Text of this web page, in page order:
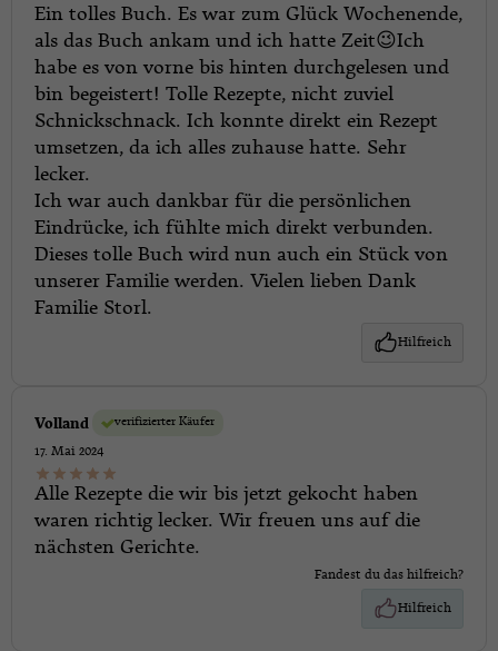
Ein tolles Buch. Es war zum Glück Wochenende,
als das Buch ankam und ich hatte Zeit😉Ich
habe es von vorne bis hinten durchgelesen und
bin begeistert! Tolle Rezepte, nicht zuviel
Schnickschnack. Ich konnte direkt ein Rezept
umsetzen, da ich alles zuhause hatte. Sehr
lecker.
Ich war auch dankbar für die persönlichen
Eindrücke, ich fühlte mich direkt verbunden.
Dieses tolle Buch wird nun auch ein Stück von
unserer Familie werden. Vielen lieben Dank
Familie Storl.
Hilfreich
Volland verifizierter Käufer
17. Mai 2024
Alle Rezepte die wir bis jetzt gekocht haben
waren richtig lecker. Wir freuen uns auf die
nächsten Gerichte.
Fandest du das hilfreich?
Hilfreich